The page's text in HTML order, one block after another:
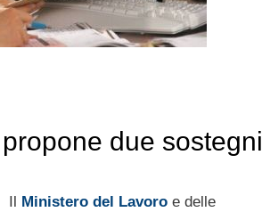
due sostegni
Ministero del Lavoroe delle